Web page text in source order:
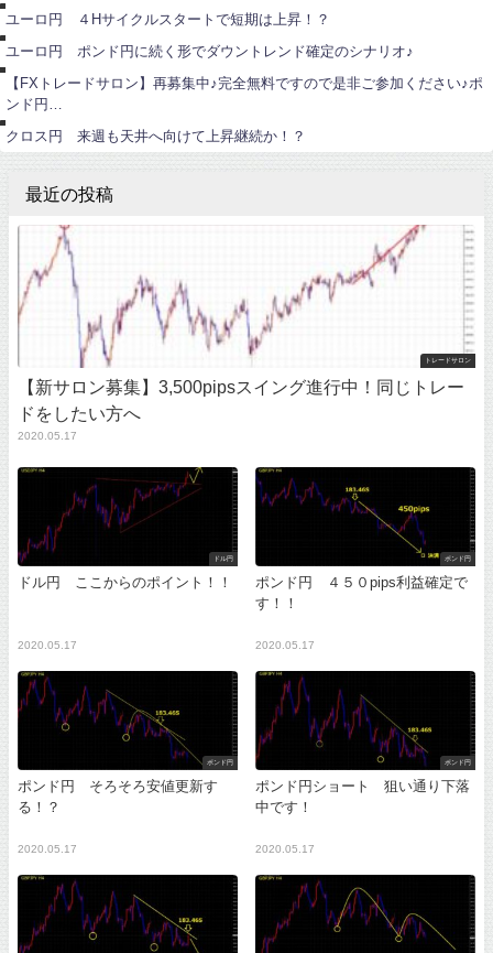
ユーロ円 ４Hサイクルスタートで短期は上昇！？
ユーロ円 ポンド円に続く形でダウントレンド確定のシナリオ♪
【FXトレードサロン】再募集中♪完全無料ですので是非ご参加ください♪ポ
ンド円…
クロス円 来週も天井へ向けて上昇継続か！？
最近の投稿
トレードサロン
【新サロン募集】3,500pipsスイング進行中！同じトレー
ドをしたい方へ
2020.05.17
ドル円
ドル円 ここからのポイント！！
2020.05.17
ポンド円
ポンド円 ４５０pips利益確定で
す！！
2020.05.17
ポンド円
ポンド円 そろそろ安値更新す
る！？
2020.05.17
ポンド円
ポンド円ショート 狙い通り下落
中です！
2020.05.17